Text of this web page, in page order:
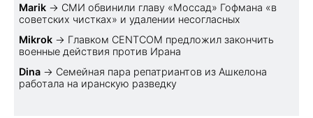
Marik → СМИ обвинили главу «Моссад» Гофмана «в
советских чистках» и удалении несогласных
Mikrok → Главком CENTCOM предложил закончить
военные действия против Ирана
Dina → Семейная пара репатриантов из Ашкелона
работала на иранскую разведку